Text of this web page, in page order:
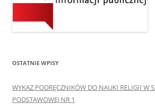
OSTATNIE WPISY
WYKAZ PODRĘCZNIKÓW DO NAUKI RELIGII W
PODSTAWOWEJ NR 1